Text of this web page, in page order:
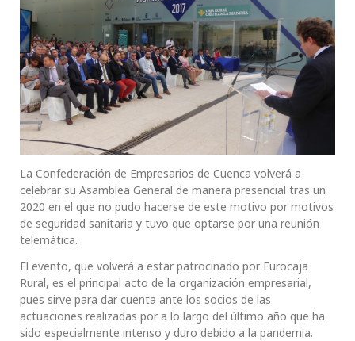
La Confederación de Empresarios de Cuenca volverá a
celebrar su Asamblea General de manera presencial tras un
2020 en el que no pudo hacerse de este motivo por motivos
de seguridad sanitaria y tuvo que optarse por una reunión
telemática.
El evento, que volverá a estar patrocinado por Eurocaja
Rural, es el principal acto de la organización empresarial,
pues sirve para dar cuenta ante los socios de las
actuaciones realizadas por a lo largo del último año que ha
sido especialmente intenso y duro debido a la pandemia.